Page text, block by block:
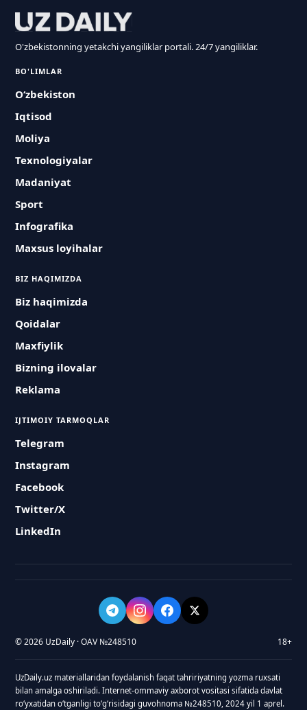
O'zbekistonning yetakchi yangiliklar portali. 24/7 yangiliklar.
BO'LIMLAR
O‘zbekiston
Iqtisod
Moliya
Texnologiyalar
Madaniyat
Sport
Infografika
Maxsus loyihalar
BIZ HAQIMIZDA
Biz haqimizda
Qoidalar
Maxfiylik
Bizning ilovalar
Reklama
IJTIMOIY TARMOQLAR
Telegram
Instagram
Facebook
Twitter/X
LinkedIn
© 2026 UzDaily · OAV №248510 18+
UzDaily.uz materiallaridan foydalanish faqat tahririyatning yozma ruxsati
bilan amalga oshiriladi. Internet-ommaviy axborot vositasi sifatida davlat
roʻyxatidan oʻtganligi toʻgʻrisidagi guvohnoma №248510, 2024 yil 1 aprel.